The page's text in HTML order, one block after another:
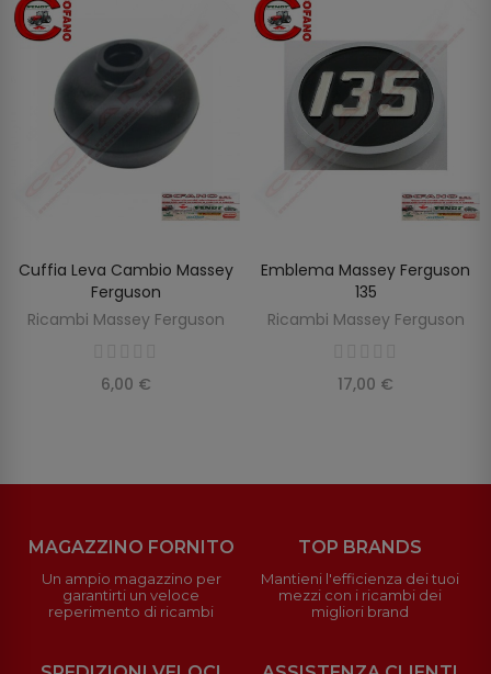
AGGIUNGI AL CARRELLO
Cuffia Leva Cambio Massey
Ferguson
Ricambi Massey Ferguson
6,00 €
AGGIUNGI AL CARRELLO
Emblema Massey Ferguson
135
Ricambi Massey Ferguson
17,00 €
MAGAZZINO FORNITO
Un ampio magazzino per
garantirti un veloce
reperimento di ricambi
TOP BRANDS
Mantieni l'efficienza dei tuoi
mezzi con i ricambi dei
migliori brand